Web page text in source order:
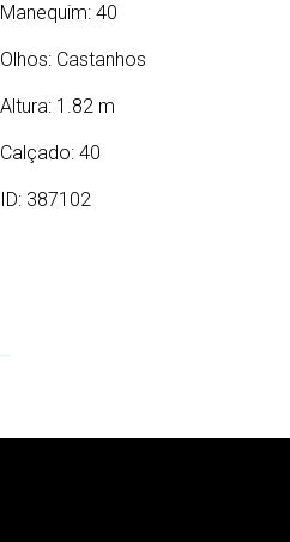
Manequim: 40
Olhos: Castanhos
Altura: 1.82 m
Calçado: 40
ID: 387102